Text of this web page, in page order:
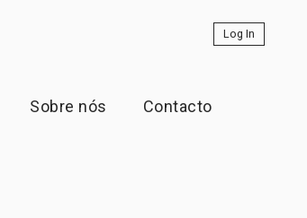
Log In
Sobre nós Contacto